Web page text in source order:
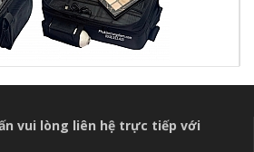
vui lòng liên hệ trực tiếp với